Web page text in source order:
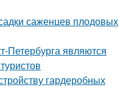
саженцев плодовых
Петербурга являются
гардеробных